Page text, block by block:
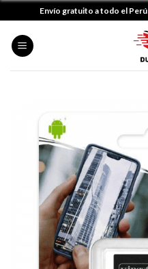
to
content
Envío gratuito a todo el Perú